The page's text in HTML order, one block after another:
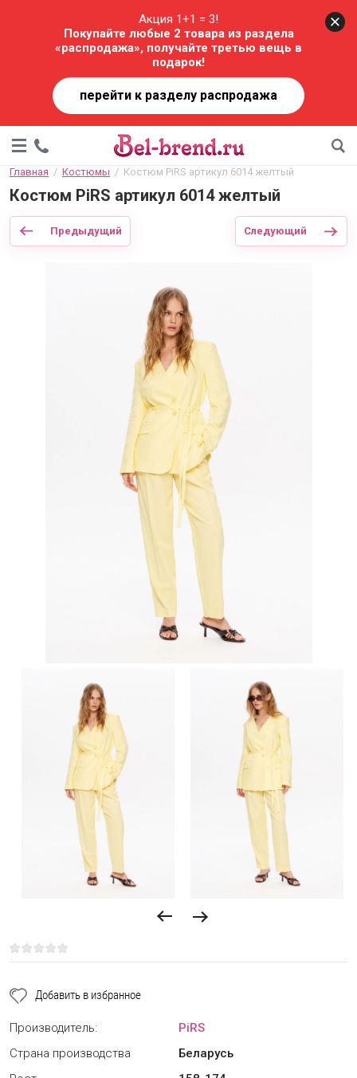
Акция 1+1 = 3!
Покупайте любые 2 товара из раздела
«распродажа», получайте третью вещь в
подарок!
перейти к разделу распродажа
Главная
  /
Костюмы
  /  Костюм PiRS артикул 6014 желтый
Костюм PiRS артикул 6014 желтый
Предыдущий Следующий
Добавить в избранное
Производитель:
PiRS
Страна производства
Беларусь